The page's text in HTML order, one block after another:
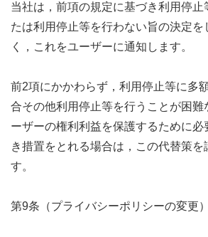
当社は，前項の規定に基づき利用停止
たは利用停止等を行わない旨の決定を
く，これをユーザーに通知します。
前2項にかかわらず，利用停止等に多
合その他利用停止等を行うことが困難
ーザーの権利利益を保護するために
き措置をとれる場合は，この代替策を
す。
第9条（プライバシーポリシーの変更）